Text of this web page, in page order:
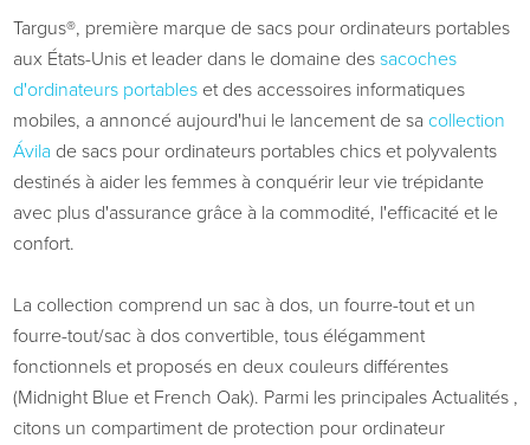
Targus®, première marque de sacs pour ordinateurs portables
aux États-Unis et leader dans le domaine des sacoches
d'ordinateurs portableset des accessoires informatiques
mobiles, a annoncé aujourd'hui le lancement de sa collection
Ávila de sacs pour ordinateurs portables chics et polyvalents
destinés à aider les femmes à conquérir leur vie trépidante
avec plus d'assurance grâce à la commodité, l'efficacité et le
confort.
La collection comprend un sac à dos, un fourre-tout et un
fourre-tout/sac à dos convertible, tous élégamment
fonctionnels et proposés en deux couleurs différentes
(Midnight Blue et French Oak). Parmi les principales Actualités ,
citons un compartiment de protection pour ordinateur